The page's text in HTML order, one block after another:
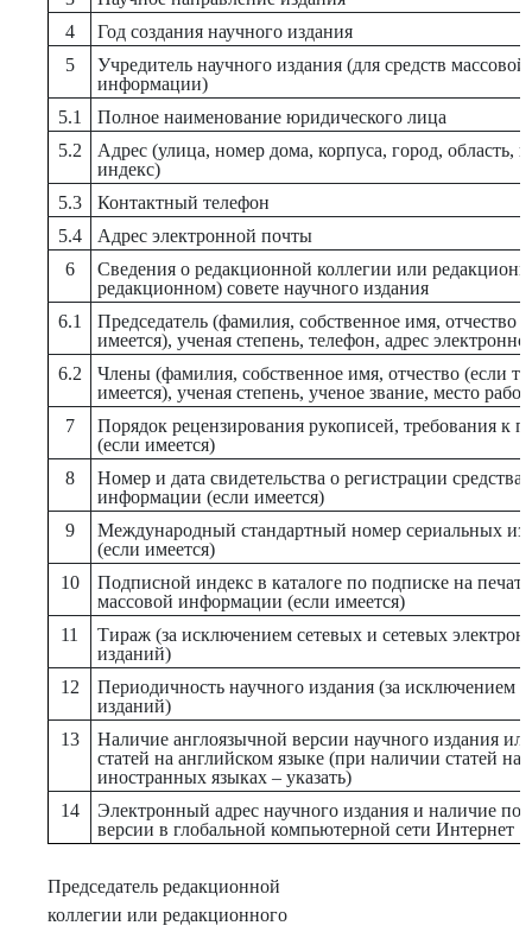
4
Год создания научного издания
5
Учредитель научного издания (для средств массовой
информации)
5.1
Полное наименование юридического лица
5.2
Адрес (улица, номер дома, корпуса, город, область,
индекс)
5.3
Контактный телефон
5.4
Адрес электронной почты
6
Сведения о редакционной коллегии или
редакционном) совете научного издания
6.1
Председатель (фамилия, собственное имя, отчество
имеется), ученая степень, телефон, адрес
6.2
Члены (фамилия, собственное имя, отчество (если
имеется), ученая степень, ученое звание, место
7
Порядок рецензирования рукописей, требования к
(если имеется)
8
Номер и дата свидетельства о регистрации средства
информации (если имеется)
9
Международный стандартный номер сериальных
(если имеется)
10
Подписной индекс в каталоге по подписке на
массовой информации (если имеется)
11
Тираж (за исключением сетевых и сетевых
изданий)
12
Периодичность научного издания (за исключением
изданий)
13
Наличие англоязычной версии научного издания
статей на английском языке (при наличии статей на
иностранных языках – указать)
14
Электронный адрес научного издания и наличие
версии в глобальной компьютерной сети Интернет
Председатель редакционной
коллегии или редакционного